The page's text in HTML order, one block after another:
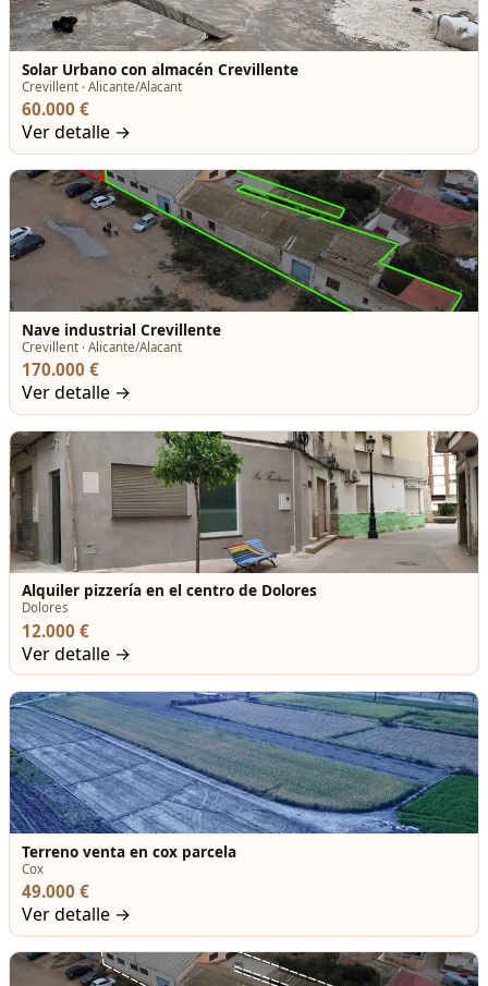
Solar Urbano con almacén Crevillente
Crevillent · Alicante/Alacant
60.000 €
Ver detalle →
Nave industrial Crevillente
Crevillent · Alicante/Alacant
170.000 €
Ver detalle →
Alquiler pizzería en el centro de Dolores
Dolores
12.000 €
Ver detalle →
Terreno venta en cox parcela
Cox
49.000 €
Ver detalle →